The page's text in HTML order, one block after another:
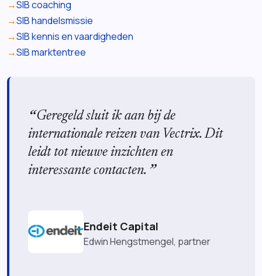
SIB coaching
SIB handelsmissie
SIB kennis en vaardigheden
SIB marktentree
Geregeld sluit ik aan bij de
internationale reizen van Vectrix. Dit
leidt tot nieuwe inzichten en
interessante contacten.
Endeit Capital
Edwin Hengstmengel, partner